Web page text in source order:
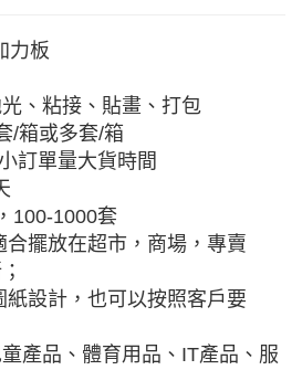
力板
、粘接、貼畫、打包
/箱或多套/箱
訂單量大貨時間
100-1000套
擺放在超市，商場，專賣
設計，也可以按照客戶要
產品、體育用品、IT產品、服